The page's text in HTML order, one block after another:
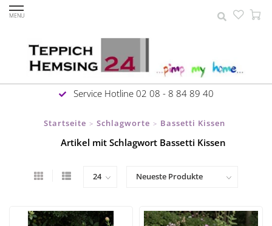
MENU
Service Hotline 02 08 - 8 84 89 40
Startseite > Schlagworte > Bassetti Kissen
Artikel mit Schlagwort Bassetti Kissen